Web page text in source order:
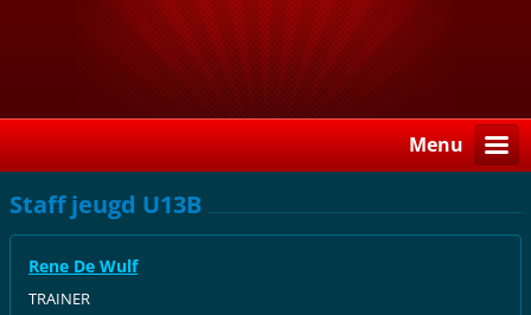
Menu
Staff jeugd U13B
Rene De Wulf
TRAINER